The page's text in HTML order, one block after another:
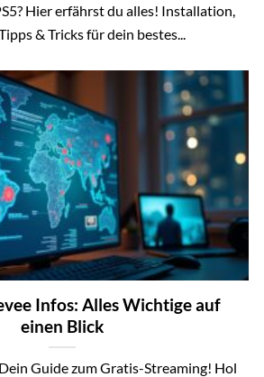
Hier erfährst du alles! Installation,
& Tricks für dein bestes...
Infos: Alles Wichtige auf
einen Blick
Guide zum Gratis-Streaming! Hol